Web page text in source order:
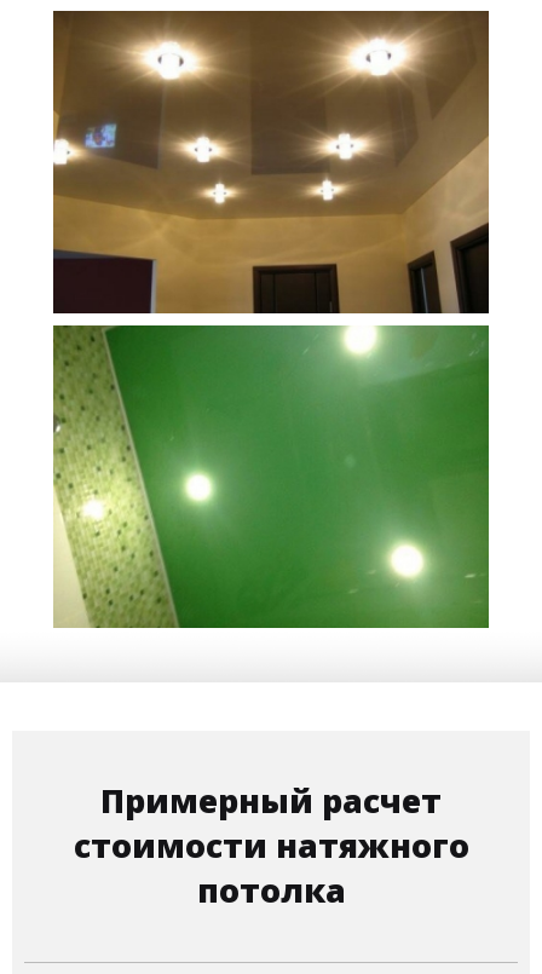
Площадь 5 500 руб.
Площадь 4 000 руб.
Примерный расчет
стоимости натяжного
потолка